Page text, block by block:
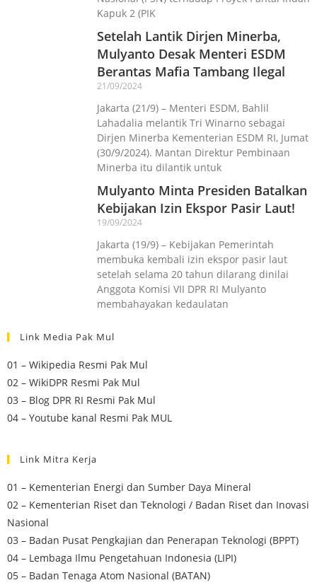
Kapuk 2 (PIK
Setelah Lantik Dirjen Minerba,
Mulyanto Desak Menteri ESDM
Berantas Mafia Tambang Ilegal
21/09/2024
Jakarta (21/9) – Menteri ESDM, Bahlil
Lahadalia melantik Tri Winarno sebagai
Dirjen Minerba Kementerian ESDM RI, Jumat
(30/9/2024). Mantan Direktur Pembinaan
Minerba itu dilantik untuk
Mulyanto Minta Presiden Batalkan
Kebijakan Izin Ekspor Pasir Laut!
19/09/2024
Jakarta (19/9) – Kebijakan Pemerintah
membuka kembali izin ekspor pasir laut
setelah selama 20 tahun dilarang dinilai
Anggota Komisi VII DPR RI Mulyanto
membahayakan kedaulatan
Link Media Pak Mul
01 – Wikipedia Resmi Pak Mul
02 – WikiDPR Resmi Pak Mul
03 – Blog DPR RI Resmi Pak Mul
04 – Youtube kanal Resmi Pak MUL
Link Mitra Kerja
01 – Kementerian Energi dan Sumber Daya Mineral
02 – Kementerian Riset dan Teknologi / Badan Riset dan Inovasi
Nasional
03 – Badan Pusat Pengkajian dan Penerapan Teknologi (BPPT)
04 – Lembaga Ilmu Pengetahuan Indonesia (LIPI)
05 – Badan Tenaga Atom Nasional (BATAN)